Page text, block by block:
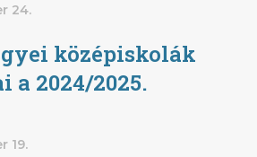
24.
középiskolák
a 2024/2025.
19.